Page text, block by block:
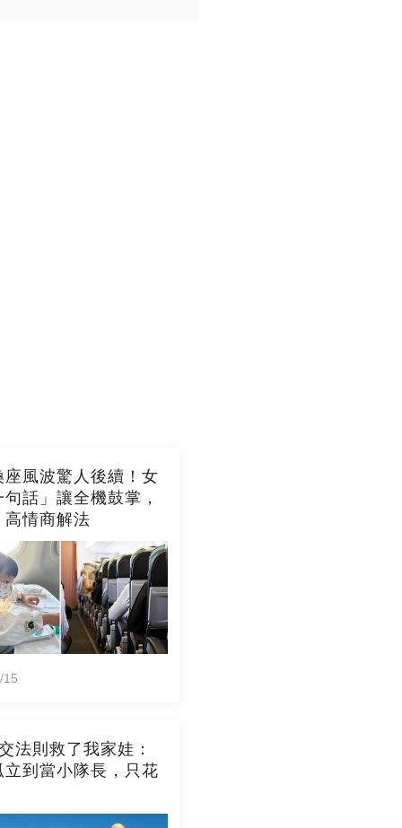
座風波驚人後續！女
話」讓全機鼓掌，
高情商解法
15
法則救了我家娃：
立到當小隊長，只花